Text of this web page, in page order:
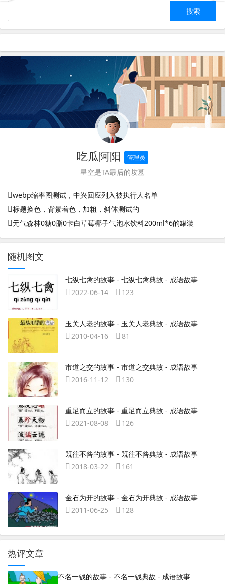
吃瓜阿阳 管理员
星空是TA最后的坟墓
webp缩率图测试，中兴回应列入被执行人名单
标题换色，背景着色，加粗，斜体测试的
元气森林0糖0脂0卡白草莓椰子气泡水饮料200ml*6的罐装
随机图文
七纵七禽的故事 - 七纵七禽典故 - 成语故事
2022-06-14
123
玉关人老的故事 - 玉关人老典故 - 成语故事
2010-04-16
81
市道之交的故事 - 市道之交典故 - 成语故事
2016-11-12
130
重足而立的故事 - 重足而立典故 - 成语故事
2021-08-08
126
既往不咎的故事 - 既往不咎典故 - 成语故事
2018-03-22
161
金石为开的故事 - 金石为开典故 - 成语故事
2011-06-25
128
热评文章
不名一钱的故事 - 不名一钱典故 - 成语故事